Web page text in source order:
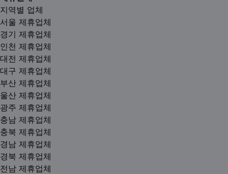
지역별 업체
서울 제휴업체
경기 제휴업체
인천 제휴업체
대전 제휴업체
대구 제휴업체
부산 제휴업체
울산 제휴업체
광주 제휴업체
충남 제휴업체
충북 제휴업체
경남 제휴업체
경북 제휴업체
전남 제휴업체